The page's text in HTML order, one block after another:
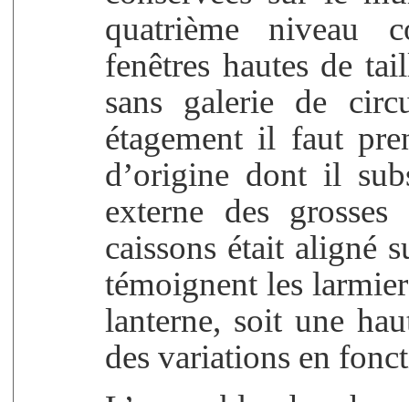
quatrième niveau
fenêtres hautes de
sans galerie de
étagement il faut
d’origine dont il
externe des
caissons était aligné
témoignent les
lanterne, soit une
des variations en